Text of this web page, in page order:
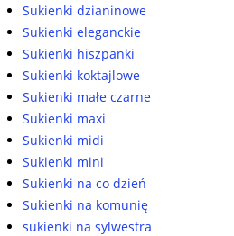
Sukienki dzianinowe
Sukienki eleganckie
Sukienki hiszpanki
Sukienki koktajlowe
Sukienki małe czarne
Sukienki maxi
Sukienki midi
Sukienki mini
Sukienki na co dzień
Sukienki na komunię
sukienki na sylwestra